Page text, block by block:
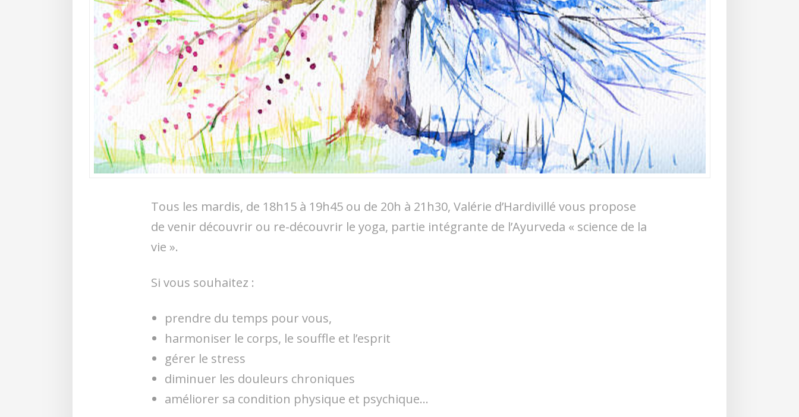
Tous les mardis, de 18h15 à 19h45 ou de 20h à 21h30, Valérie d’Hardivillé vous propose
de venir découvrir ou re-découvrir le yoga, partie intégrante de l’Ayurveda « science de la
vie ».
Si vous souhaitez :
prendre du temps pour vous,
harmoniser le corps, le souffle et l’esprit
gérer le stress
diminuer les douleurs chroniques
améliorer sa condition physique et psychique…